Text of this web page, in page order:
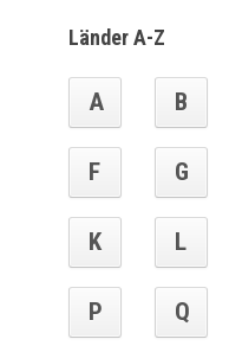
Länder A-Z
A B
F G
K L
P Q